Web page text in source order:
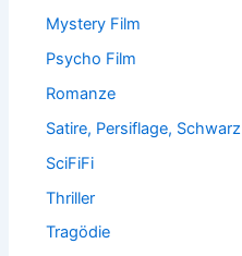
Mystery Film
Psycho Film
Romanze
Satire, Persiflage, Schwarz
SciFiFi
Thriller
Tragödie